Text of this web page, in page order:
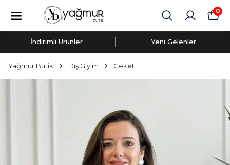
0
İndirimli Ürünler Yeni Gelenler
Yağmur Butik Dış Giyim Ceket